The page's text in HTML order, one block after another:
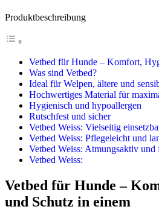
Produktbeschreibung
Vetbed für Hunde – Komfort,
Was sind Vetbed?
Ideal für Welpen, ältere und
Hochwertiges Material für
Hygienisch und hypoallergen
Rutschfest und sicher
Vetbed Weiss: Vielseitig
Vetbed Weiss: Pflegeleicht und
Vetbed Weiss: Atmungsaktiv und
Vetbed Weiss:
Vetbed für Hunde –
und Schutz in einem